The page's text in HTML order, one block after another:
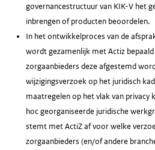
governancestructuur van KIK-V het
inbrengen of producten beoordelen.
In het ontwikkelproces van de
wordt gezamenlijk met Actiz
zorgaanbieders deze afgestemd
wijzigingsverzoek op het juridisch
maatregelen op het vlak van privacy
hoc georganiseerde juridische
stemt met ActiZ af voor welke
zorgaanbieders (en/of andere